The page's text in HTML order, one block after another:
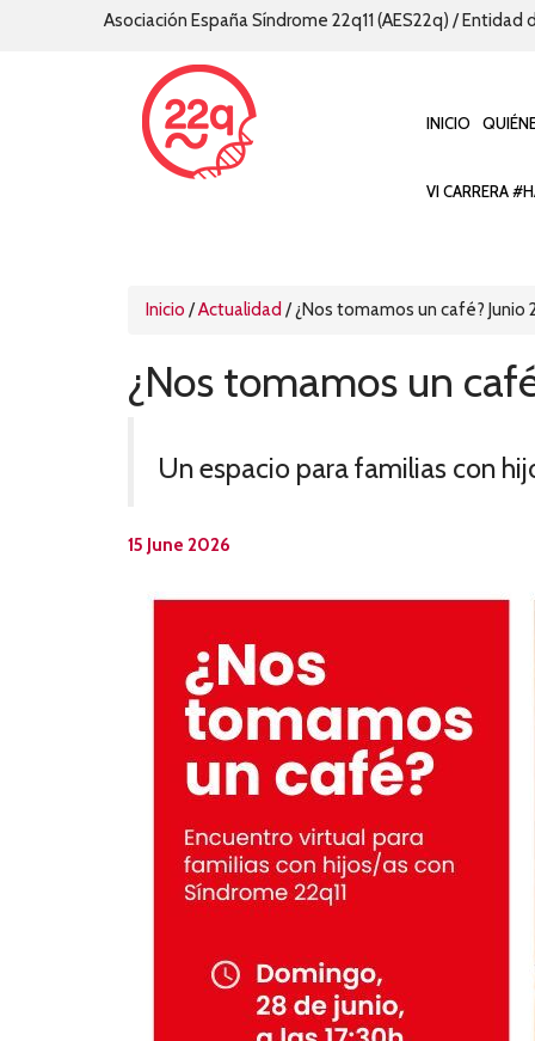
Asociación España Síndrome 22q11 (AES22q) / Entidad
INICIO
VI CARRERA
Inicio /Actualidad /¿Nos tomamos un café? Junio
¿Nos tomamos un
Un espacio para familias con
15 June 2026